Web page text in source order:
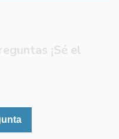
¡Sé el